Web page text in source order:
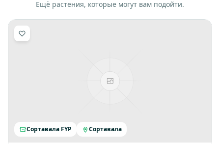
Ещё растения, которые могут вам подойти.
Сортавала FYP Сортавала